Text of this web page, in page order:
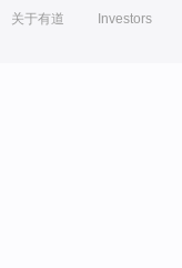
关于有道 Investors